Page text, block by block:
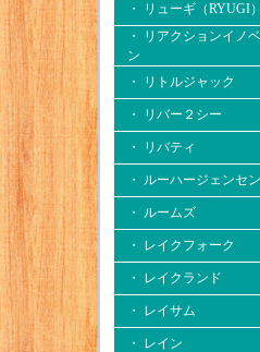
・ リューギ（RYUGI）
・ リアクションイノ
ン
・ リトルジャック
・ リバー２シー
・ リバティ
・ ルーハージェンセン
・ ルームズ
・ レイクフォーク
・ レイクランド
・ レイサム
・ レイン